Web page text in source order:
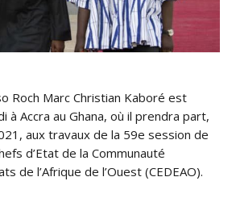
Roch Marc Christian Kaboré est
à Accra au Ghana, où il prendra part,
aux travaux de la 59e session de
d’Etat de la Communauté
de l’Afrique de l’Ouest (CEDEAO).